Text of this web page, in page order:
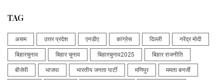
TAG
असम उत्तर प्रदेश एनडीए कांग्रेस दिल्ली नरेंद्र मोदी
बिहारचुनाव बिहार चुनाव बिहारचुनाव2025 बिहार राजनीति
बीजेपी भाजपा भारतीय जनता पार्टी मणिपुर ममता बनर्जी